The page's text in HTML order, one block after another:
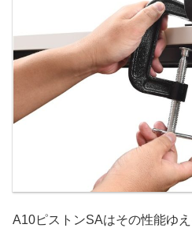
A10ピストンSAはその性能ゆえ